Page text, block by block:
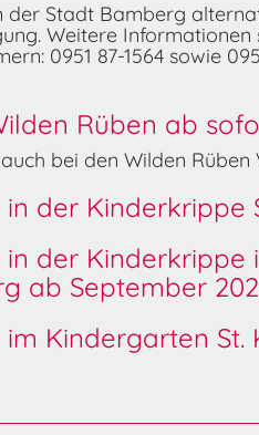
der Stadt Bamberg
Weitere
0951 87-1564 sowie
Rüben ab
bei den Wilden
der
in der
ab September
im Kindergarten